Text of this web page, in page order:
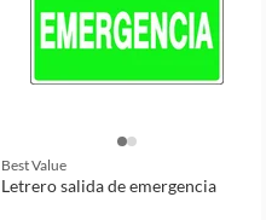
Best Value
Letrero salida de emergencia